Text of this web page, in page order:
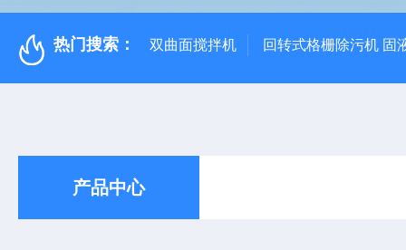
热门搜索： 双曲面搅拌机 回转式格栅除污机 固
产品中心